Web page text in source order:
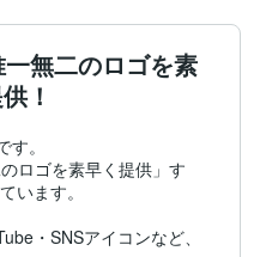
無二のロゴを素
！
。
ロゴを素早く提供」す
います。
・SNSアイコンなど、